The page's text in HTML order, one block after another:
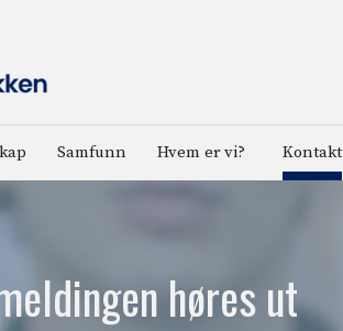
Samfunn Hvem er vi? Kontakt
høres ut